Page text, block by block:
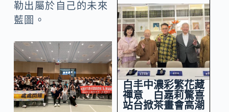
勒出屬於自己的未來
藍圖。
白丰中濃彩繁花藏
禪意 白嘉莉驚喜
站台掀茶畫會高潮